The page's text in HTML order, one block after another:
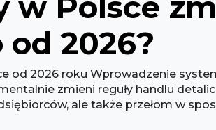
2026?
od 2026 roku Wprowadzenie
zmieni reguły handlu
ale także przełom w